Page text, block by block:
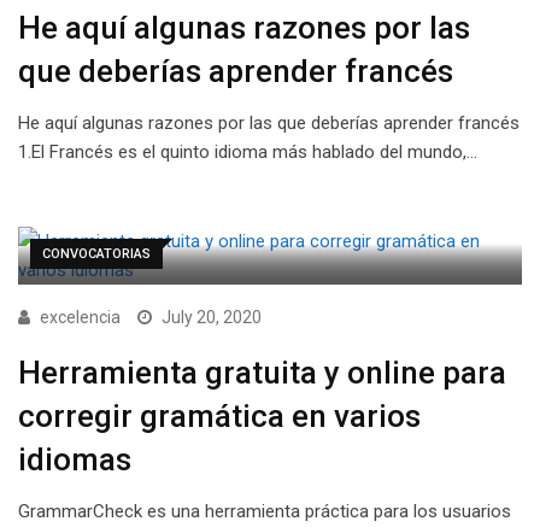
He aquí algunas razones por las
que deberías aprender francés
He aquí algunas razones por las que deberías aprender francés
1.El Francés es el quinto idioma más hablado del mundo,…
CONVOCATORIAS
excelencia July 20, 2020
Herramienta gratuita y online para
corregir gramática en varios
idiomas
GrammarCheck es una herramienta práctica para los usuarios